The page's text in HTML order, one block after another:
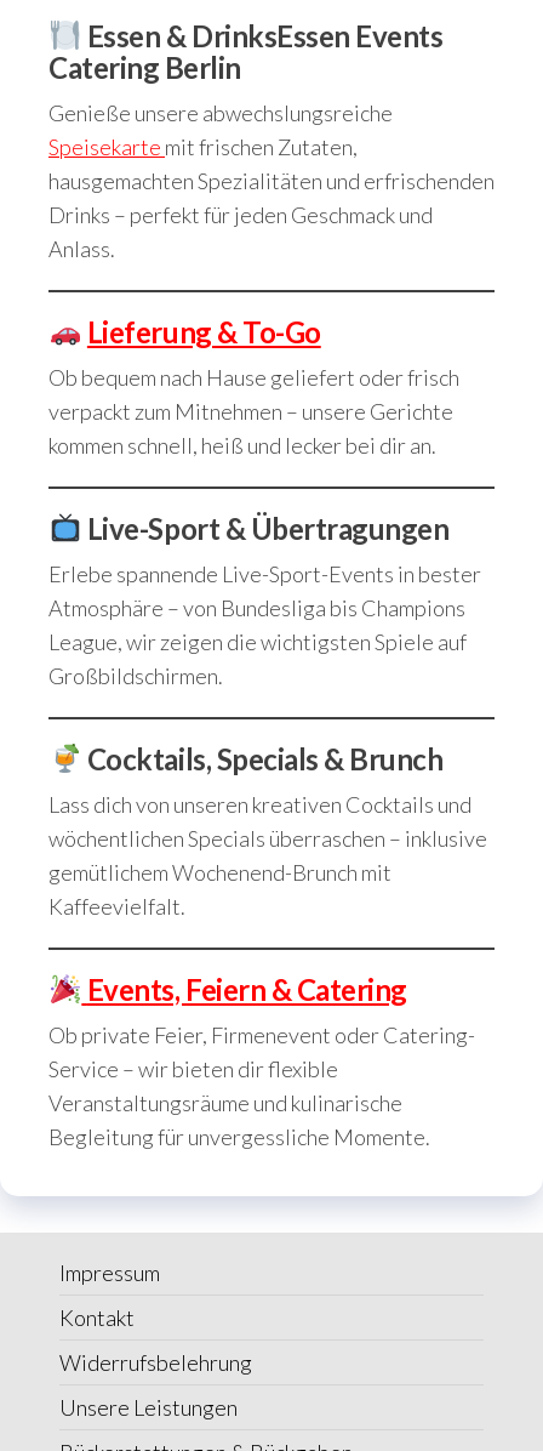
Essen & DrinksEssen Events
Catering Berlin
Genieße unsere abwechslungsreiche
Speisekarte mit frischen Zutaten,
hausgemachten Spezialitäten und erfrischenden
Drinks – perfekt für jeden Geschmack und
Anlass.
Lieferung & To-Go
Ob bequem nach Hause geliefert oder frisch
verpackt zum Mitnehmen – unsere Gerichte
kommen schnell, heiß und lecker bei dir an.
Live-Sport & Übertragungen
Erlebe spannende Live-Sport-Events in bester
Atmosphäre – von Bundesliga bis Champions
League, wir zeigen die wichtigsten Spiele auf
Großbildschirmen.
Cocktails, Specials & Brunch
Lass dich von unseren kreativen Cocktails und
wöchentlichen Specials überraschen – inklusive
gemütlichem Wochenend-Brunch mit
Kaffeevielfalt.
Events, Feiern & Catering
Ob private Feier, Firmenevent oder Catering-
Service – wir bieten dir flexible
Veranstaltungsräume und kulinarische
Begleitung für unvergessliche Momente.
Impressum
Kontakt
Widerrufsbelehrung
Unsere Leistungen